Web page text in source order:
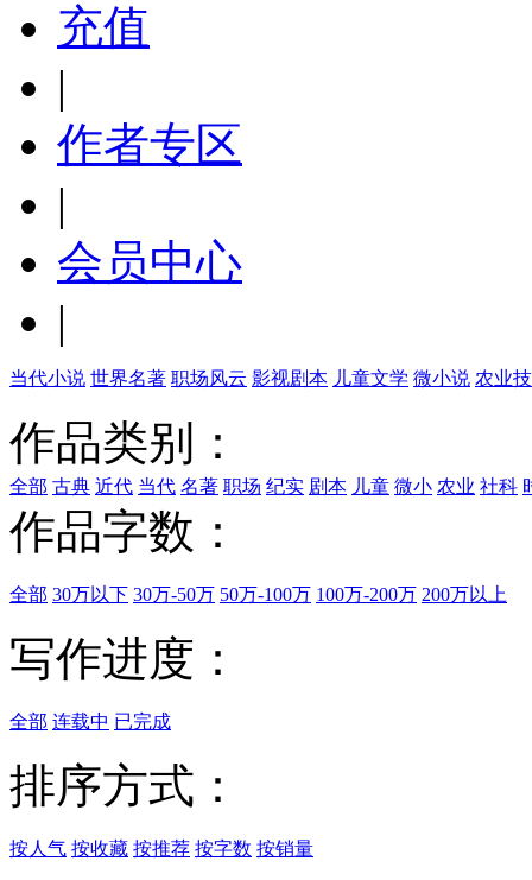
充值
|
作者专区
|
会员中心
|
当代小说 世界名著 职场风云 影视剧本 儿童文学 微小说 农业
作品类别：
全部 古典 近代 当代 名著 职场 纪实 剧本 儿童 微小 农业 社科
作品字数：
全部 30万以下 30万-50万 50万-100万 100万-200万 200万以上
写作进度：
全部 连载中 已完成
排序方式：
按人气 按收藏 按推荐 按字数 按销量